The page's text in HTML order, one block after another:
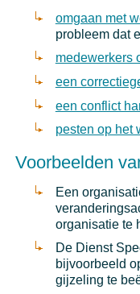
omgaan met
probleem dat
medewerkers
een
een conflict
pesten op het
Voorbeelden
Een
organisatie te
De Dienst
bijvoorbeeld
gijzeling te